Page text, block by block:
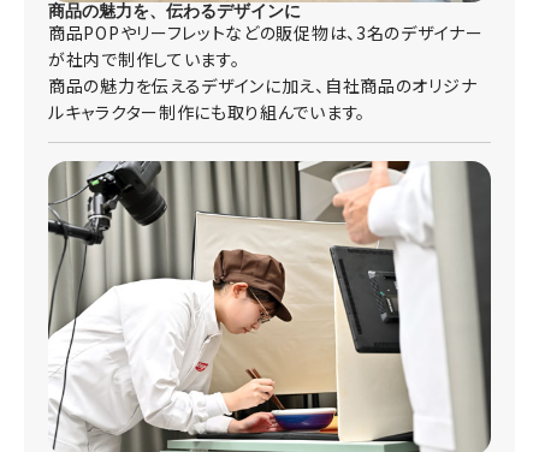
商品の魅力を、伝わるデザインに
商品POPやリーフレットなどの販促物は、3名のデザイナー
が社内で制作しています。
商品の魅力を伝えるデザインに加え、自社商品のオリジナ
ルキャラクター制作にも取り組んでいます。